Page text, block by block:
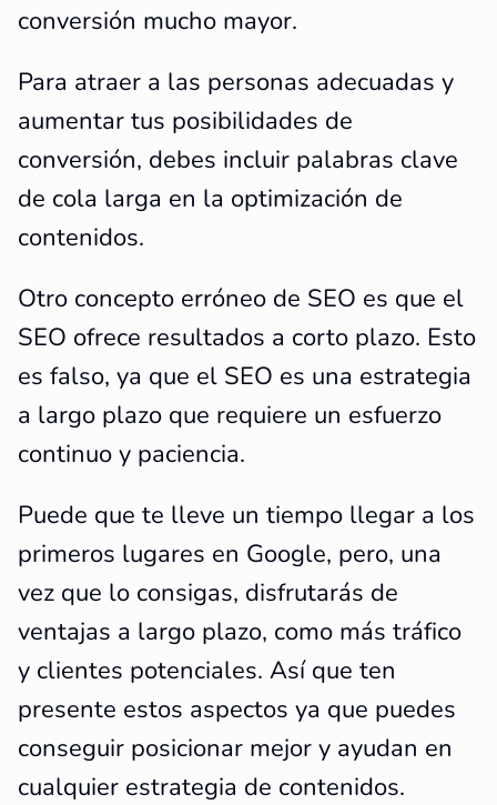
conversión mucho mayor.
Para atraer a las personas adecuadas y
aumentar tus posibilidades de
conversión, debes incluir palabras clave
de cola larga en la optimización de
contenidos.
Otro concepto erróneo de SEO es que el
SEO ofrece resultados a corto plazo. Esto
es falso, ya que el SEO es una estrategia
a largo plazo que requiere un esfuerzo
continuo y paciencia.
Puede que te lleve un tiempo llegar a los
primeros lugares en Google, pero, una
vez que lo consigas, disfrutarás de
ventajas a largo plazo, como más tráfico
y clientes potenciales. Así que ten
presente estos aspectos ya que puedes
conseguir posicionar mejor y ayudan en
cualquier estrategia de contenidos.